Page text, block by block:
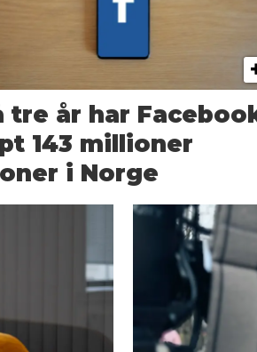
tre år har
143 millioner
i Norge